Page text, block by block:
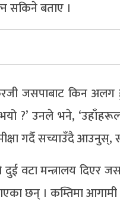
सकिने बताए ।
जसपाबाट किन अलग
?’ उनले भने,
गर्दै सच्याउँदै आउनुस्,
दुई वटा मन्त्रालय
छन् । कम्तिमा